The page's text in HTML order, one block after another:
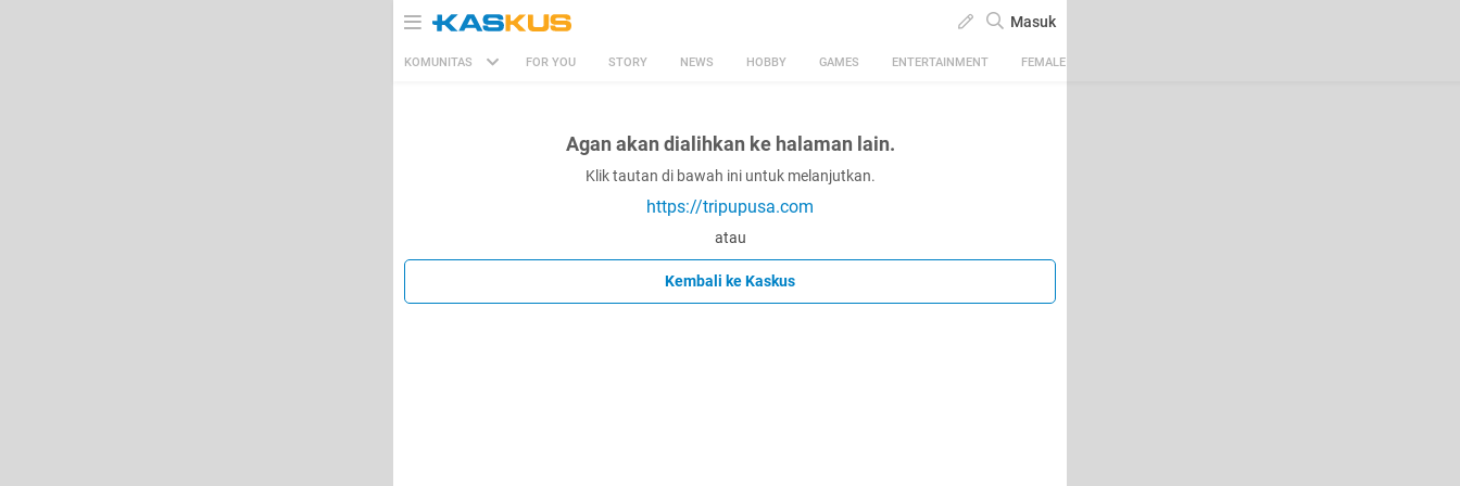
Masuk
KOMUNITAS FOR YOU STORY NEWS HOBBY GAMES ENTERTAINMENT FEMALE
Agan akan dialihkan ke halaman lain.
Klik tautan di bawah ini untuk melanjutkan.
https://tripupusa.com
atau
Kembali ke Kaskus